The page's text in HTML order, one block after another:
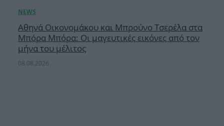
Αθηνά Οικονομάκου και Μπρούνο Τσερέλα στα
Μπόρα Μπόρα: Οι μαγευτικές εικόνες από τον
μήνα του μέλιτος
08.08.2026